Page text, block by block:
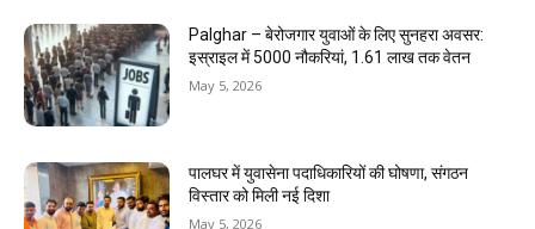
Palghar – बेरोजगार युवाओं के लिए सुनहरा अवसर:
इस्राइल में 5000 नौकरियां, ₹1.61 लाख तक वेतन
May 5, 2026
पालघर में युवासेना पदाधिकारियों की घोषणा, संगठन
विस्तार को मिली नई दिशा
May 5, 2026